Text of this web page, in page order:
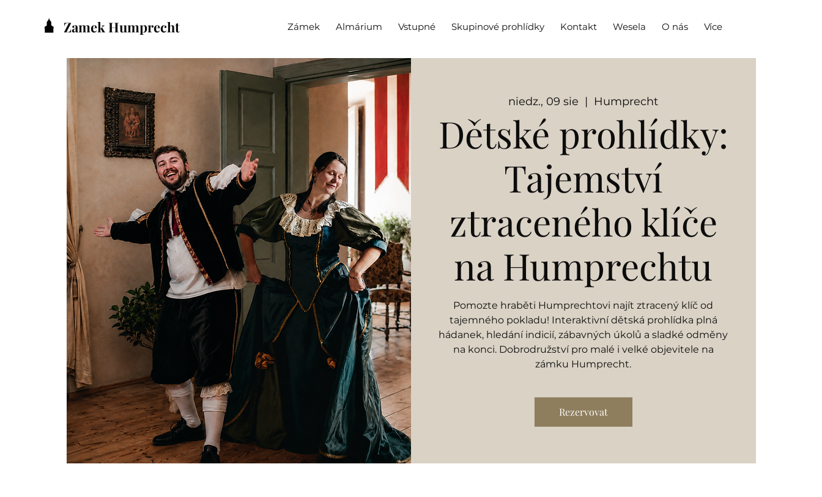
Zamek Humprecht Zámek Almárium Vstupné Skupinové prohlídky Kontakt Wesela O nás Více
niedz., 09 sie
  |
Humprecht
Dětské prohlídky:
Tajemství
ztraceného klíče
na Humprechtu
Pomozte hraběti Humprechtovi najít ztracený klíč od
tajemného pokladu! Interaktivní dětská prohlídka plná
hádanek, hledání indicií, zábavných úkolů a sladké odměny
na konci. Dobrodružství pro malé i velké objevitele na
zámku Humprecht.
Rezervovat